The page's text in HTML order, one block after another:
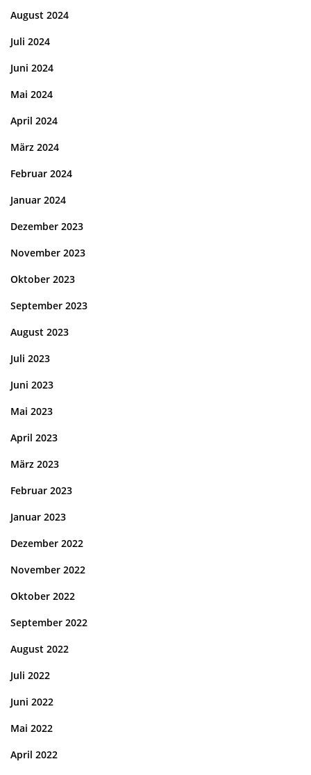
August 2024
Juli 2024
Juni 2024
Mai 2024
April 2024
März 2024
Februar 2024
Januar 2024
Dezember 2023
November 2023
Oktober 2023
September 2023
August 2023
Juli 2023
Juni 2023
Mai 2023
April 2023
März 2023
Februar 2023
Januar 2023
Dezember 2022
November 2022
Oktober 2022
September 2022
August 2022
Juli 2022
Juni 2022
Mai 2022
April 2022